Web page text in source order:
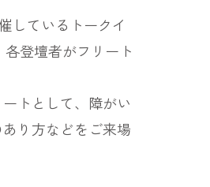
しているトークイ
登壇者がフリート
トとして、障がい
り方などをご来場